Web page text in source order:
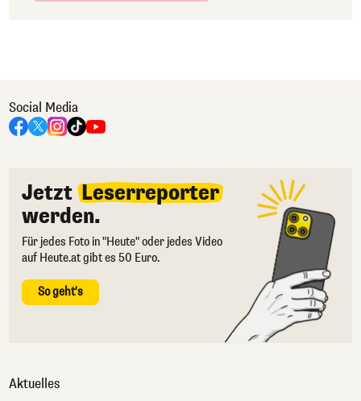
Social Media
Jetzt Leserreporter
werden.
Für jedes Foto in "Heute" oder jedes Video
auf Heute.at gibt es 50 Euro.
So geht's
Aktuelles